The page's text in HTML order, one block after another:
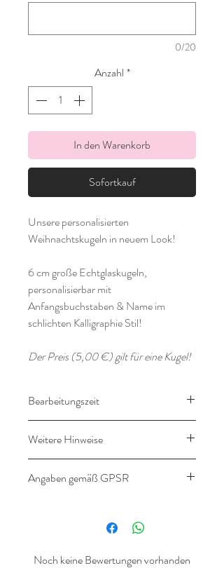
0/20
Anzahl *
In den Warenkorb
Sofortkauf
Unsere personalisierten
Weihnachtskugeln in neuem Look!
6 cm große Echtglaskugeln,
personalisierbar mit
Anfangsbuchstaben & Name im
schlichten Kalligraphie Stil!
Der Preis (5,00 €) gilt für eine Kugel!
Bearbeitungszeit
Weitere Hinweise
aus dem letzten Jahr können möglich
Die Kugeln werden gut gepolstert,
Angaben gemäß GPSR
Produktsicherheitsverordnung
Noch keine Bewertungen vorhanden